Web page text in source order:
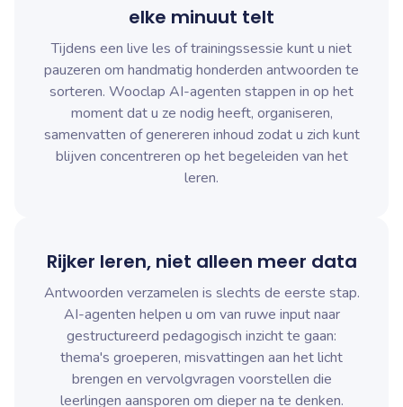
elke minuut telt
Tijdens een live les of trainingssessie kunt u niet
pauzeren om handmatig honderden antwoorden te
sorteren. Wooclap AI-agenten stappen in op het
moment dat u ze nodig heeft, organiseren,
samenvatten of genereren inhoud zodat u zich kunt
blijven concentreren op het begeleiden van het
leren.
Rijker leren, niet alleen meer data
Antwoorden verzamelen is slechts de eerste stap.
AI-agenten helpen u om van ruwe input naar
gestructureerd pedagogisch inzicht te gaan:
thema's groeperen, misvattingen aan het licht
brengen en vervolgvragen voorstellen die
leerlingen aansporen om dieper na te denken.